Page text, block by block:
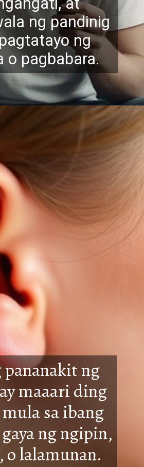
ng pandinig
ng
o pagbabara.
pananakit ng
maaari ding
sa ibang
ng ngipin,
o lalamunan.